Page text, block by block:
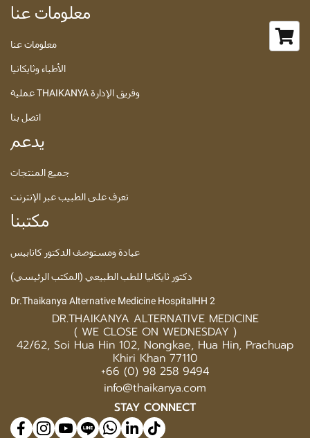
معلومات عنا
معلومات عنا
الأطباء وثايكانيا
عملية THAIKANYA وفريق الإدارة
اتصل بنا
يدعم
جميع المنتجات
تعرف على الطبيب عبر الإنترنت
مكتبنا
عيادة ومستوصف الدكتور كانابيس
دكتور ثايكانيا للطب الطبيعي (المكتب الرئيسي)
Dr.Thaikanya Alternative Medicine HospitalHH 2
DR.THAIKANYA ALTERNATIVE MEDICINE
( WE CLOSE ON WEDNESDAY )
42/62, Soi Hua Hin 102, Nongkae, Hua Hin, Prachuap
Khiri Khan 77110
+66 (0) 98 258 9494
info@thaikanya.com
STAY CONNECT